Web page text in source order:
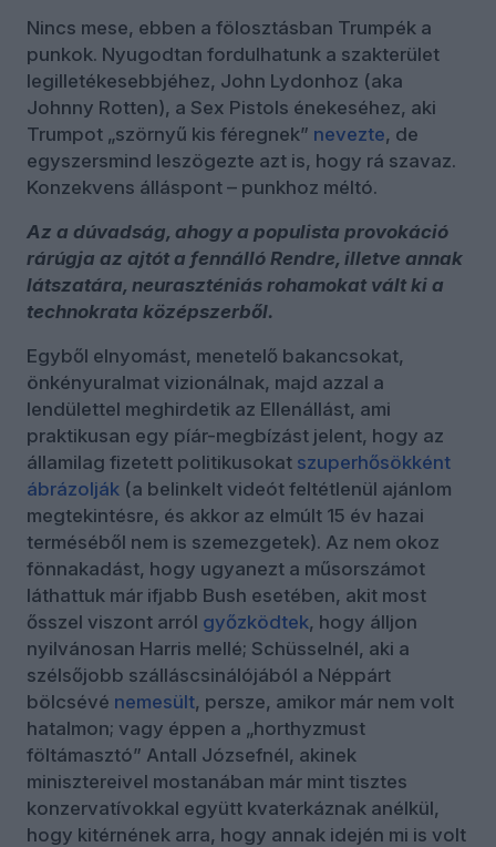
Nincs mese, ebben a fölosztásban Trumpék a
punkok. Nyugodtan fordulhatunk a szakterület
legilletékesebbjéhez, John Lydonhoz (aka
Johnny Rotten), a Sex Pistols énekeséhez, aki
Trumpot „szörnyű kis féregnek” nevezte, de
egyszersmind leszögezte azt is, hogy rá szavaz.
Konzekvens álláspont – punkhoz méltó.
Az a dúvadság, ahogy a populista provokáció
rárúgja az ajtót a fennálló Rendre, illetve annak
látszatára, neuraszténiás rohamokat vált ki a
technokrata középszerből.
Egyből elnyomást, menetelő bakancsokat,
önkényuralmat vizionálnak, majd azzal a
lendülettel meghirdetik az Ellenállást, ami
praktikusan egy píár-megbízást jelent, hogy az
államilag fizetett politikusokat szuperhősökként
ábrázolják (a belinkelt videót feltétlenül ajánlom
megtekintésre, és akkor az elmúlt 15 év hazai
terméséből nem is szemezgetek). Az nem okoz
fönnakadást, hogy ugyanezt a műsorszámot
láthattuk már ifjabb Bush esetében, akit most
ősszel viszont arról győzködtek, hogy álljon
nyilvánosan Harris mellé; Schüsselnél, aki a
szélsőjobb szálláscsinálójából a Néppárt
bölcsévé nemesült, persze, amikor már nem volt
hatalmon; vagy éppen a „horthyzmust
föltámasztó” Antall Józsefnél, akinek
minisztereivel mostanában már mint tisztes
konzervatívokkal együtt kvaterkáznak anélkül,
hogy kitérnének arra, hogy annak idején mi is volt